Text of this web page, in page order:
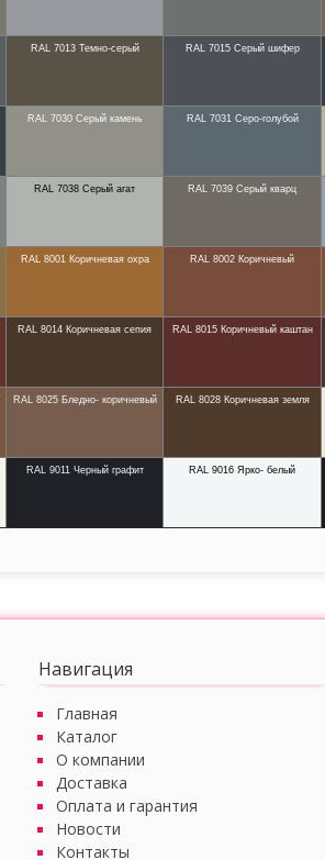
RAL 7013 Темно-серый RAL 7015 Серый шифер
RAL 7030 Серый камень RAL 7031 Серо-голубой
RAL 7038 Серый агат RAL 7039 Серый кварц
RAL 8001 Коричневая охра RAL 8002 Коричневый
RAL 8014 Коричневая сепия RAL 8015 Коричневый каштан
RAL 8025 Бледно- коричневый RAL 8028 Коричневая земля
RAL 9011 Черный графит RAL 9016 Ярко- белый
Навигация
Главная
Каталог
О компании
Доставка
Оплата и гарантия
Новости
Контакты